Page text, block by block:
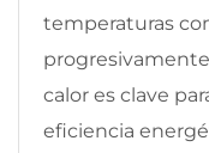
temperaturas
calor es clave
eficiencia